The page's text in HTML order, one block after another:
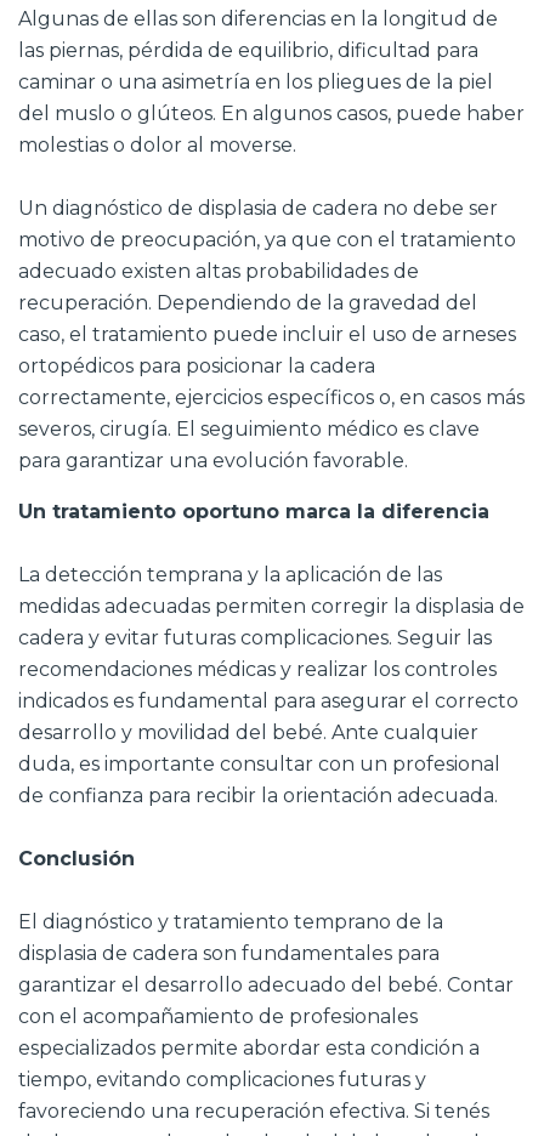
Algunas de ellas son diferencias en la longitud de
las piernas, pérdida de equilibrio, dificultad para
caminar o una asimetría en los pliegues de la piel
del muslo o glúteos. En algunos casos, puede haber
molestias o dolor al moverse.
Un diagnóstico de displasia de cadera no debe ser
motivo de preocupación, ya que con el tratamiento
adecuado existen altas probabilidades de
recuperación. Dependiendo de la gravedad del
caso, el tratamiento puede incluir el uso de arneses
ortopédicos para posicionar la cadera
correctamente, ejercicios específicos o, en casos más
severos, cirugía. El seguimiento médico es clave
para garantizar una evolución favorable.
Un tratamiento oportuno marca la diferencia
La detección temprana y la aplicación de las
medidas adecuadas permiten corregir la displasia de
cadera y evitar futuras complicaciones. Seguir las
recomendaciones médicas y realizar los controles
indicados es fundamental para asegurar el correcto
desarrollo y movilidad del bebé. Ante cualquier
duda, es importante consultar con un profesional
de confianza para recibir la orientación adecuada.
Conclusión
El diagnóstico y tratamiento temprano de la
displasia de cadera son fundamentales para
garantizar el desarrollo adecuado del bebé. Contar
con el acompañamiento de profesionales
especializados permite abordar esta condición a
tiempo, evitando complicaciones futuras y
favoreciendo una recuperación efectiva. Si tenés